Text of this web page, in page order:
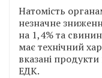
Натомість
незначне
на 1,4% та
має технічний
вказані
ЕДК.